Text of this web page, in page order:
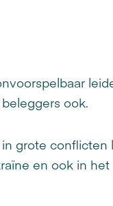
ook.
grote
en ook in